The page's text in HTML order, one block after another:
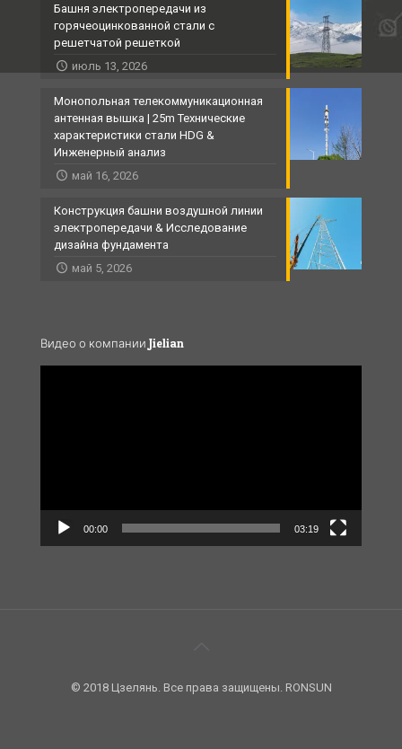
Башня электропередачи из
горячеоцинкованной стали с
решетчатой ​​решеткой
июль 13, 2026
Монопольная телекоммуникационная
антенная вышка | 25m Технические
характеристики стали HDG &
Инженерный анализ
май 16, 2026
Конструкция башни воздушной линии
электропередачи & Исследование
дизайна фундамента
май 5, 2026
Видео о компании Jielian
00:00 03:19
© 2018 Цзелянь. Все права защищены. RONSUN